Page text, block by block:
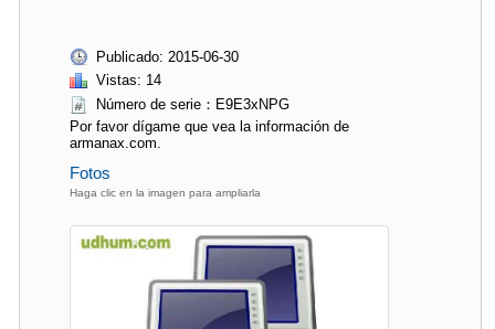
Publicado: 2015-06-30
Vistas: 14
Número de serie：E9E3xNPG
Por favor dígame que vea la información de
armanax.com.
Fotos
Haga clic en la imagen para ampliarla